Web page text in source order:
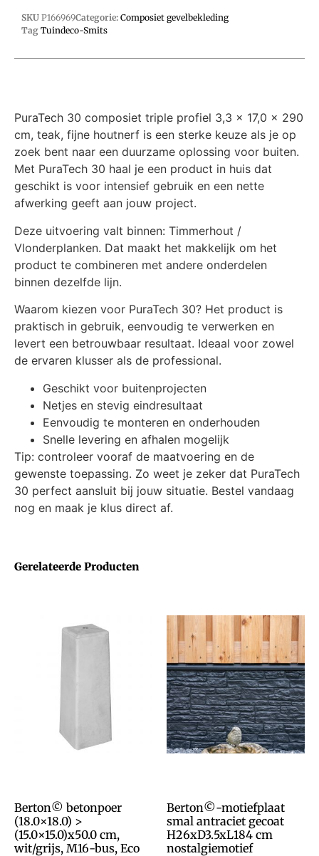
Gerelateerde Producten
Berton© betonpoer
(18.0×18.0) >
(15.0×15.0)x50.0 cm,
wit/grijs, M16-bus, Eco
Berton©-motiefplaat
smal antraciet gecoat
H26xD3.5xL184 cm
nostalgiemotief
SKU P166969Categorie: Composiet gevelbekleding
Tag Tuindeco-Smits
PuraTech 30 composiet triple profiel 3,3 x 17,0 x 290
cm, teak, fijne houtnerf is een sterke keuze als je op
zoek bent naar een duurzame oplossing voor buiten.
Met PuraTech 30 haal je een product in huis dat
geschikt is voor intensief gebruik en een nette
afwerking geeft aan jouw project.
Deze uitvoering valt binnen: Timmerhout /
Vlonderplanken. Dat maakt het makkelijk om het
product te combineren met andere onderdelen
binnen dezelfde lijn.
Waarom kiezen voor PuraTech 30? Het product is
praktisch in gebruik, eenvoudig te verwerken en
levert een betrouwbaar resultaat. Ideaal voor zowel
de ervaren klusser als de professional.
Geschikt voor buitenprojecten
Netjes en stevig eindresultaat
Eenvoudig te monteren en onderhouden
Snelle levering en afhalen mogelijk
Tip: controleer vooraf de maatvoering en de
gewenste toepassing. Zo weet je zeker dat PuraTech
30 perfect aansluit bij jouw situatie. Bestel vandaag
nog en maak je klus direct af.